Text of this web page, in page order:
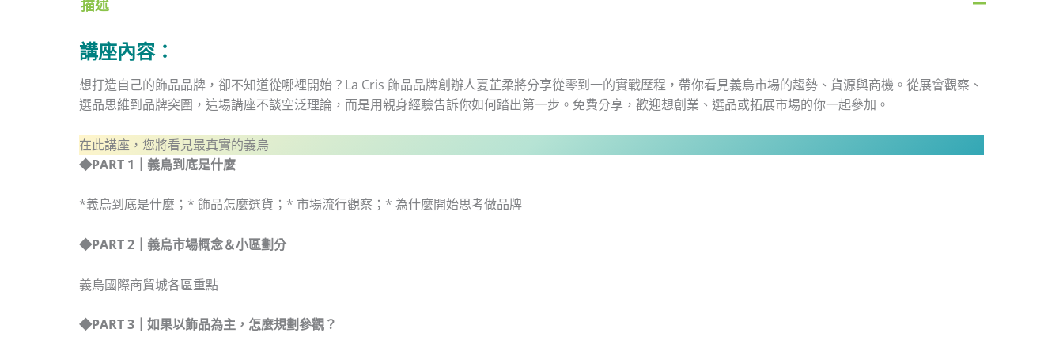
突
圍
實
戰
數
描述
講座內容：
想打造自己的飾品品牌，卻不知道從哪裡開始？La Cris 飾品品牌創辦人夏芷柔將分享從零到一的實戰歷程，帶你看見義烏市場的趨勢、貨源與商機。從展會觀察、
選品思維到品牌突圍，這場講座不談空泛理論，而是用親身經驗告訴你如何踏出第一步。免費分享，歡迎想創業、選品或拓展市場的你一起參加。
在此講座，您將看見最真實的義烏
◆PART 1｜義烏到底是什麼
*義烏到底是什麼；* 飾品怎麼選貨；* 市場流行觀察；* 為什麼開始思考做品牌
◆PART 2｜義烏市場概念＆小區劃分
義烏國際商貿城各區重點
◆PART 3｜如果以飾品為主，怎麼規劃參觀？